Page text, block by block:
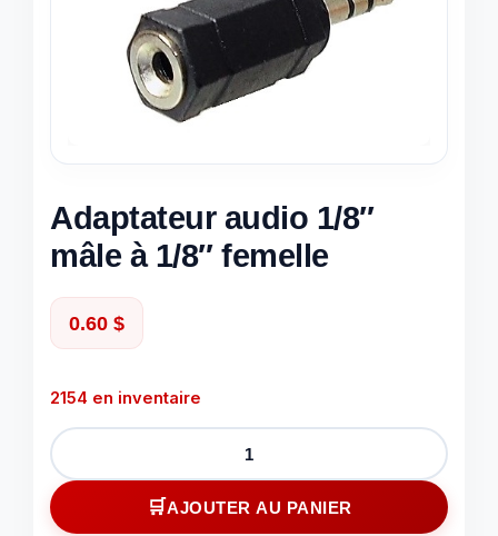
Adaptateur audio 1/8″
mâle à 1/8″ femelle
0.60 $
2154 en inventaire
quantité
de
Adaptateur
audio
AJOUTER AU PANIER